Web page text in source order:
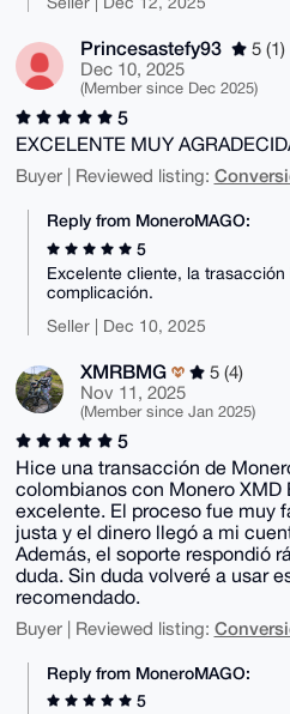
Princesastefy93
5 (1)
Dec 10, 2025
(Member since Dec 2025)
5
EXCELENTE MUY
Buyer | Reviewed listing:
Reply from MoneroMAGO:
5
Excelente cliente, la
complicación.
Seller | Dec 10, 2025
XMRBMG
5 (4)
Nov 11, 2025
(Member since Jan 2025)
5
Hice una transacción de
colombianos con Monero XMD
excelente. El proceso fue muy
justa y el dinero llegó a mi
Además, el soporte respondió
duda. Sin duda volveré a usar
recomendado.
Buyer | Reviewed listing:
Reply from MoneroMAGO:
5